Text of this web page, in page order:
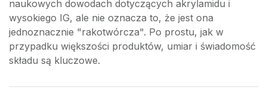
naukowych dowodach dotyczących akrylamidu i
wysokiego IG, ale nie oznacza to, że jest ona
jednoznacznie "rakotwórcza". Po prostu, jak w
przypadku większości produktów, umiar i świadomość
składu są kluczowe.